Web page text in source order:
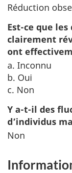
Réduction
Est-ce que
clairement
ont
a. Inconnu
b. Oui
c. Non
Y a-t-il des
d’individus
Non